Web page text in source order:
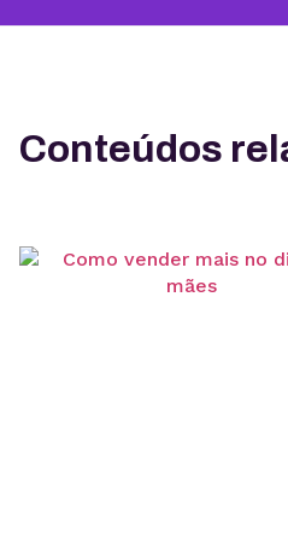
Conteúdos